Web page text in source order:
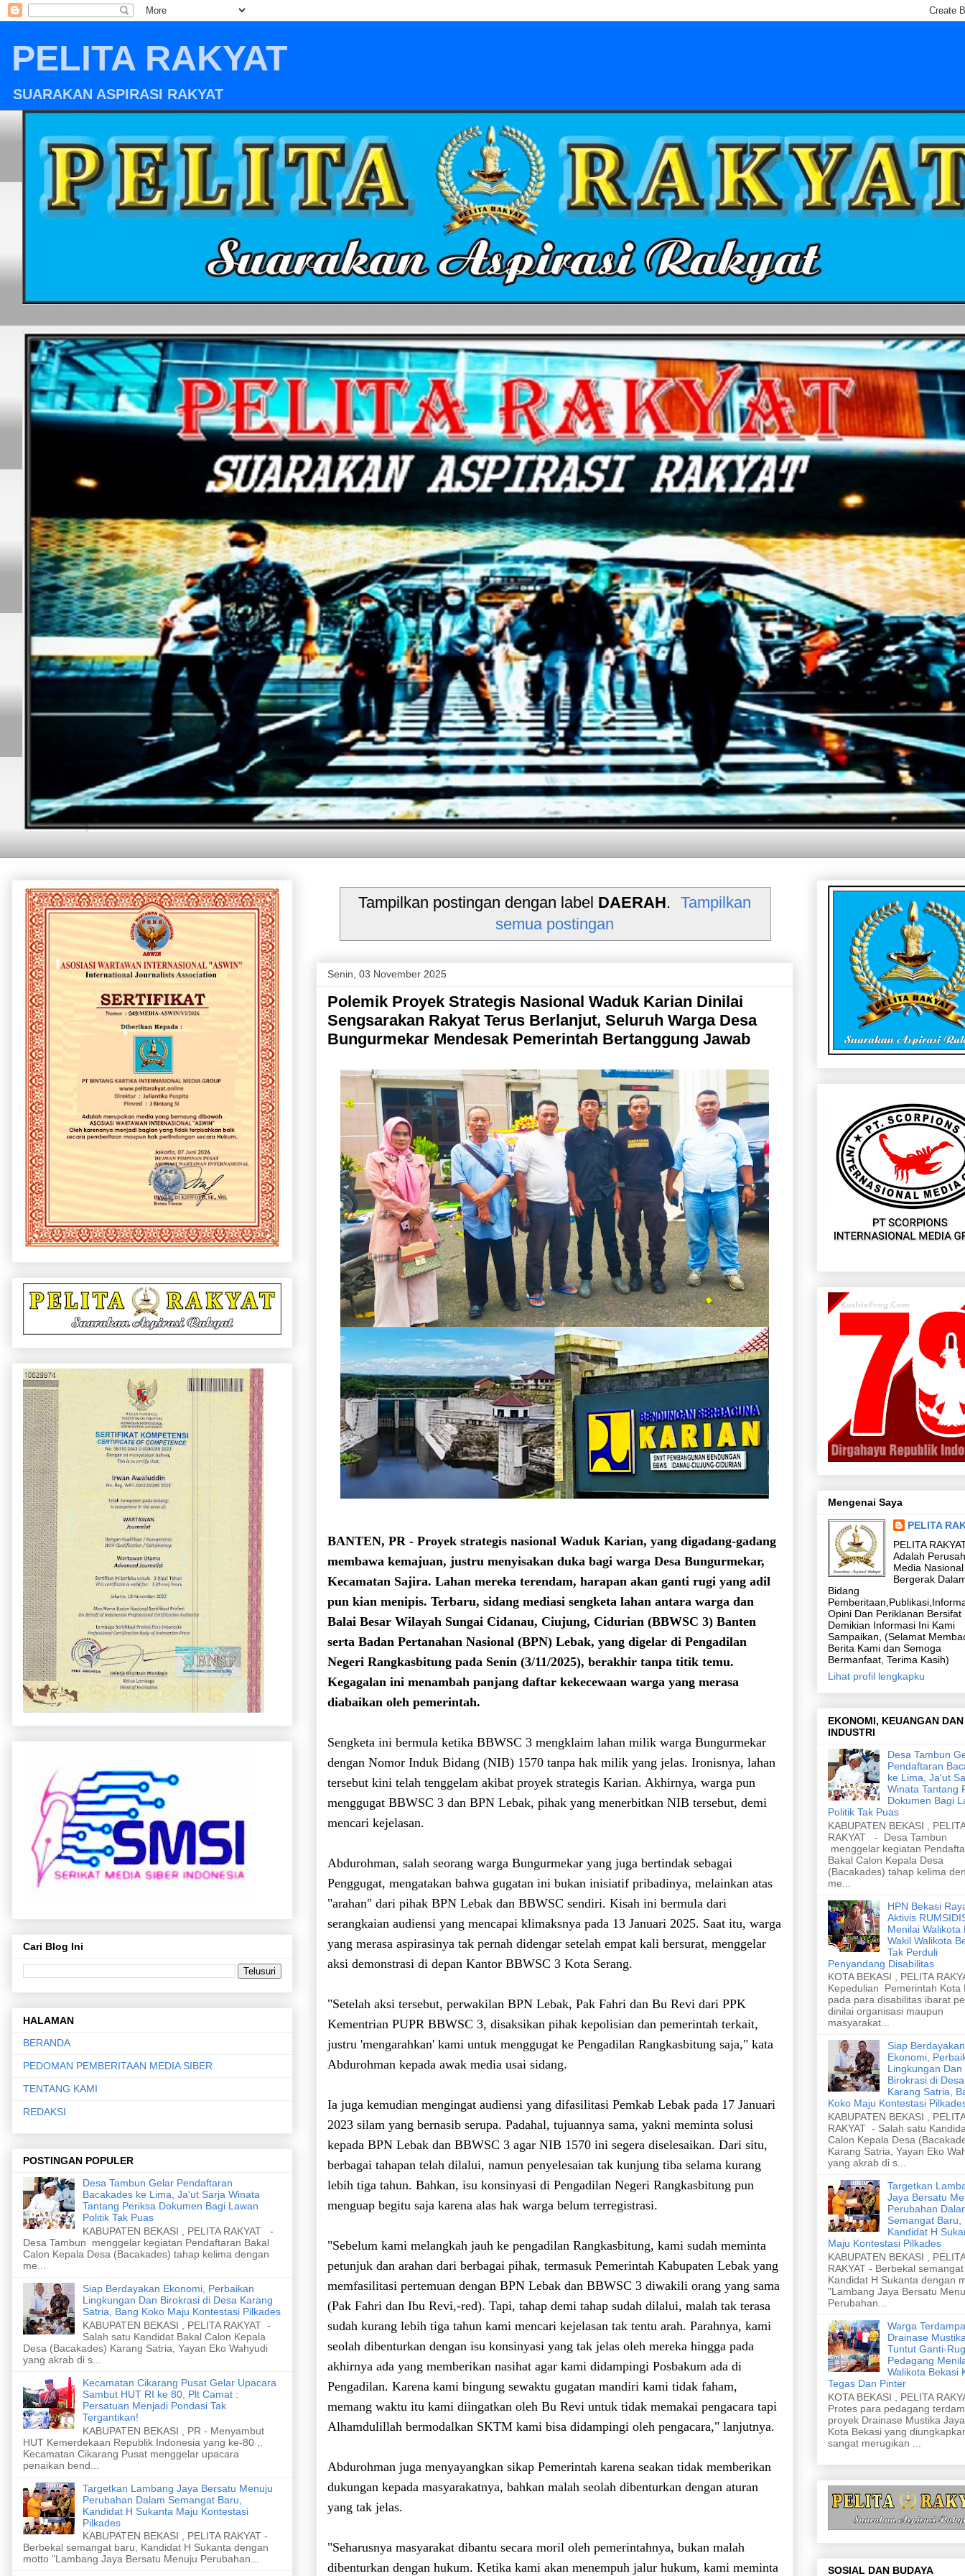
PELITA RAKYAT
SUARAKAN ASPIRASI RAKYAT
Tampilkan postingan dengan label DAERAH.
Tampilkan
semua postingan
Senin, 03 November 2025
Polemik Proyek Strategis Nasional Waduk Karian Dinilai
Sengsarakan Rakyat Terus Berlanjut, Seluruh Warga Desa
Bungurmekar Mendesak Pemerintah Bertanggung Jawab
BANTEN, PR - Proyek strategis nasional Waduk Karian, yang digadang-gadang
membawa kemajuan, justru menyisakan duka bagi warga Desa Bungurmekar,
Kecamatan Sajira. Lahan mereka terendam, harapan akan ganti rugi yang adil
pun kian menipis. Terbaru, sidang mediasi sengketa lahan antara warga dan
Balai Besar Wilayah Sungai Cidanau, Ciujung, Cidurian (BBWSC 3) Banten
serta Badan Pertanahan Nasional (BPN) Lebak, yang digelar di Pengadilan
Negeri Rangkasbitung pada Senin (3/11/2025), berakhir tanpa titik temu.
Kegagalan ini menambah panjang daftar kekecewaan warga yang merasa
diabaikan oleh pemerintah.
Sengketa ini bermula ketika BBWSC 3 mengklaim lahan milik warga Bungurmekar
dengan Nomor Induk Bidang (NIB) 1570 tanpa hak milik yang jelas. Ironisnya, lahan
tersebut kini telah tenggelam akibat proyek strategis Karian. Akhirnya, warga pun
menggugat BBWSC 3 dan BPN Lebak, pihak yang menerbitkan NIB tersebut, demi
mencari kejelasan.
Abdurohman, salah seorang warga Bungurmekar yang juga bertindak sebagai
Penggugat, mengatakan bahwa gugatan ini bukan inisiatif pribadinya, melainkan atas
"arahan" dari pihak BPN Lebak dan BBWSC sendiri. Kisah ini bermula dari
serangkaian audiensi yang mencapai klimaksnya pada 13 Januari 2025. Saat itu, warga
yang merasa aspirasinya tak pernah didengar setelah empat kali bersurat, menggelar
aksi demonstrasi di depan Kantor BBWSC 3 Kota Serang.
"Setelah aksi tersebut, perwakilan BPN Lebak, Pak Fahri dan Bu Revi dari PPK
Kementrian PUPR BBWSC 3, disaksikan pihak kepolisian dan pemerintah terkait,
justru 'mengarahkan' kami untuk menggugat ke Pengadilan Rangkasbitung saja," kata
Abdurohman kepada awak media usai sidang.
Ia juga kemudian mengingat audiensi yang difasilitasi Pemkab Lebak pada 17 Januari
2023 silam yang bernasib serupa. Padahal, tujuannya sama, yakni meminta solusi
kepada BPN Lebak dan BBWSC 3 agar NIB 1570 ini segera diselesaikan. Dari situ,
berbagai tahapan telah dilalui, namun penyelesaian tak kunjung tiba selama kurang
lebih tiga tahun. Bahkan, isu konsinyasi di Pengadilan Negeri Rangkasbitung pun
menguap begitu saja karena alas hak warga belum terregistrasi.
"Sebelum kami melangkah jauh ke pengadilan Rangkasbitung, kami sudah meminta
petunjuk dan arahan dari berbagai pihak, termasuk Pemerintah Kabupaten Lebak yang
memfasilitasi pertemuan dengan BPN Lebak dan BBWSC 3 diwakili orang yang sama
(Pak Fahri dan Ibu Revi,-red). Tapi, tahap demi tahap sudah dilalui, malah tak terasa
sudah kurang lebih tiga tahun kami mencari kejelasan tak tentu arah. Parahnya, kami
seolah dibenturkan dengan isu konsinyasi yang tak jelas oleh mereka hingga pada
akhirnya ada yang memberikan nasihat agar kami didampingi Posbakum ada di
Pengadilan. Karena kami bingung sewaktu gugatan mandiri kami tidak faham,
memang waktu itu kami diingatkan oleh Bu Revi untuk tidak memakai pengacara tapi
Alhamdulillah bermodalkan SKTM kami bisa didampingi oleh pengacara," lanjutnya.
Abdurohman juga menyayangkan sikap Pemerintah karena seakan tidak memberikan
dukungan kepada masyarakatnya, bahkan malah seolah dibenturkan dengan aturan
yang tak jelas.
"Seharusnya masyarakat dibantu secara moril oleh pemerintahnya, bukan malah
dibenturkan dengan hukum. Ketika kami akan menempuh jalur hukum, kami meminta
Cari Blog Ini
HALAMAN
BERANDA
PEDOMAN PEMBERITAAN MEDIA SIBER
TENTANG KAMI
REDAKSI
POSTINGAN POPULER
Desa Tambun Gelar Pendaftaran
Bacakades ke Lima, Ja'ut Sarja Winata
Tantang Periksa Dokumen Bagi Lawan
Politik Tak Puas
KABUPATEN BEKASI , PELITA RAKYAT -
Desa Tambun menggelar kegiatan Pendaftaran Bakal
Calon Kepala Desa (Bacakades) tahap kelima dengan
me...
Siap Berdayakan Ekonomi, Perbaikan
Lingkungan Dan Birokrasi di Desa Karang
Satria, Bang Koko Maju Kontestasi Pilkades
KABUPATEN BEKASI , PELITA RAKYAT -
Salah satu Kandidat Bakal Calon Kepala
Desa (Bacakades) Karang Satria, Yayan Eko Wahyudi
yang akrab di s...
Kecamatan Cikarang Pusat Gelar Upacara
Sambut HUT RI ke 80, Plt Camat :
Persatuan Menjadi Pondasi Tak
Tergantikan!
KABUPATEN BEKASI , PR - Menyambut
HUT Kemerdekaan Republik Indonesia yang ke-80 ,.
Kecamatan Cikarang Pusat menggelar upacara
penaikan bend...
Targetkan Lambang Jaya Bersatu Menuju
Perubahan Dalam Semangat Baru,
Kandidat H Sukanta Maju Kontestasi
Pilkades
KABUPATEN BEKASI , PELITA RAKYAT -
Berbekal semangat baru, Kandidat H Sukanta dengan
motto "Lambang Jaya Bersatu Menuju Perubahan...
Mengenai Saya
PELITA
PELITA
Adalah
Media
Bergerak
Bidang
Opini Dan Periklanan Bersifat
Demikian Informasi Ini Kami
Sampaikan, (Selamat
Berita Kami dan Semoga
Bermanfaat, Terima Kasih)
Lihat profil lengkapku
EKONOMI, KEUANGAN DAN
INDUSTRI
Desa Tambun
Pendaftaran
ke Lima, Ja'ut
Winata Tantang
Dokumen Bagi
Politik Tak Puas
KABUPATEN BEKASI , PELITA
RAKYAT - Desa Tambun
menggelar kegiatan
Bakal Calon Kepala Desa
(Bacakades) tahap kelima
me...
HPN Bekasi
Aktivis
Menilai Walikota
Wakil Walikota
Tak Perduli
Penyandang Disabilitas
KOTA BEKASI , PELITA
Kepedulian Pemerintah Kota
pada para disabilitas ibarat
dinilai organisasi maupun
masyarakat...
Siap Berdayakan
Ekonomi,
Lingkungan Dan
Birokrasi di Desa
Karang Satria,
Koko Maju Kontestasi
KABUPATEN BEKASI , PELITA
RAKYAT - Salah satu
Calon Kepala Desa
Karang Satria, Yayan Eko
yang akrab di s...
Targetkan
Jaya Bersatu
Perubahan
Semangat Baru,
Kandidat H
Maju Kontestasi Pilkades
KABUPATEN BEKASI , PELITA
RAKYAT - Berbekal
Kandidat H Sukanta dengan
"Lambang Jaya Bersatu
Perubahan...
Warga
Drainase
Tuntut Ganti-
Pedagang
Walikota Bekasi
Tegas Dan Pinter
KOTA BEKASI , PELITA
Protes para pedagang
proyek Drainase Mustika
Kota Bekasi yang
sangat merugikan ...
SOSIAL DAN BUDAYA